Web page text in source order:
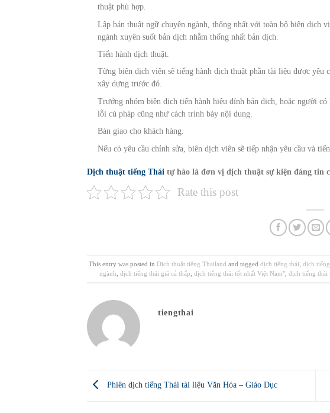
thuật phù hợp.
Lập bản thuật ngữ chuyên ngành, thống nhất với toàn bộ biên dịch
ngành xuyên suốt bản dịch nhằm thống nhất bản dịch.
Tiến hành dịch thuật.
Từng biên dịch viên sẽ tiếng hành dịch thuật phần tài liệu được yêu
xây dựng trước đó.
Trưởng nhóm biên dịch tiến hành hiệu đính bản dịch, hoặc người
lỗi cú pháp cũng như cách trình bày nội dung.
Bàn giao cho khách hàng.
Nếu có yêu cầu chỉnh sửa, biên dịch viên sẽ tiếp nhận yêu cầu và
Dịch thuật tiếng Thái tự hào là đơn vị dịch thuật sự kiện đáng tin
Rate this post
This entry was posted in Dịch thuật tiếng Thailand and taggeddịch tiếng thái ,dịch
ngành ,dịch tiếng thái giá cả thấp ,dịch tiếng thái tốt nhất Việt Nam" ,dịch tiếng thái
tiengthai
Phiên dịch tiếng Thái tài liệu Văn Hóa – Giáo Dục